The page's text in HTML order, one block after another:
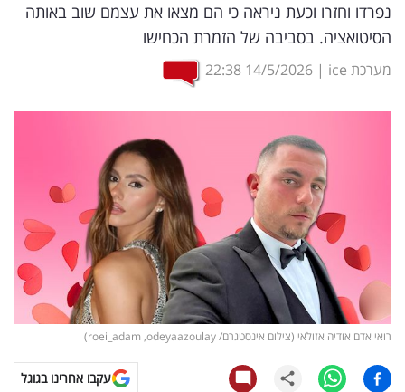
שיווק
ופרסום
ומחקרים
רכילות
עסקית
קריפטו
ויראלי
נפרדו וחזרו וכעת ניראה כי הם מצאו את עצמם שוב באותה
הסיטואציה. בסביבה של הזמרת הכחישו
מערכת ice |
14/5/2026
22:38
רואי אדם אודיה אזולאי (צילום אינסטגרם/ roei_adam ,odeyaazoulay)
עקבו אחרינו בגוגל